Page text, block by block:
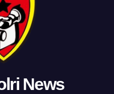
News